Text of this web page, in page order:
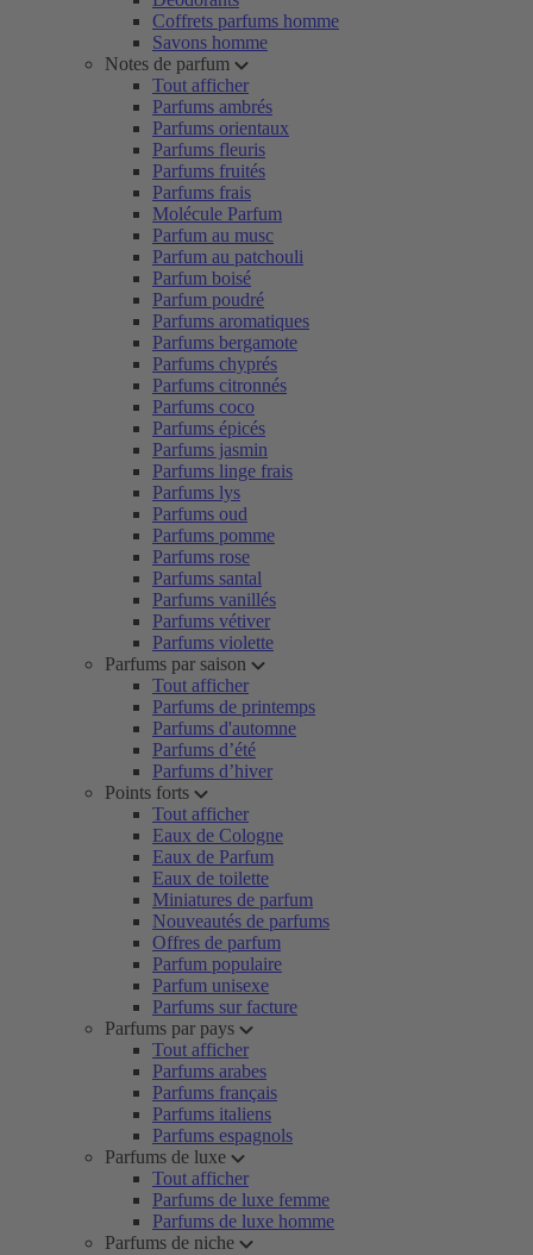
Coffrets parfums homme
Savons homme
Notes de parfum
Tout afficher
Parfums ambrés
Parfums orientaux
Parfums fleuris
Parfums fruités
Parfums frais
Molécule Parfum
Parfum au musc
Parfum au patchouli
Parfum boisé
Parfum poudré
Parfums aromatiques
Parfums bergamote
Parfums chyprés
Parfums citronnés
Parfums coco
Parfums épicés
Parfums jasmin
Parfums linge frais
Parfums lys
Parfums oud
Parfums pomme
Parfums rose
Parfums santal
Parfums vanillés
Parfums vétiver
Parfums violette
Parfums par saison
Tout afficher
Parfums de printemps
Parfums d'automne
Parfums d’été
Parfums d’hiver
Points forts
Tout afficher
Eaux de Cologne
Eaux de Parfum
Eaux de toilette
Miniatures de parfum
Nouveautés de parfums
Offres de parfum
Parfum populaire
Parfum unisexe
Parfums sur facture
Parfums par pays
Tout afficher
Parfums arabes
Parfums français
Parfums italiens
Parfums espagnols
Parfums de luxe
Tout afficher
Parfums de luxe femme
Parfums de luxe homme
Parfums de niche